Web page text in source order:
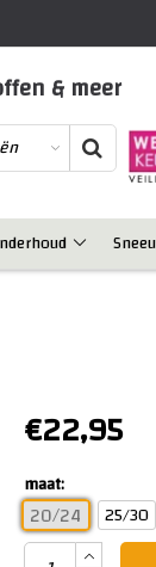
& meer
€22,95
maat:
20/24 25/30